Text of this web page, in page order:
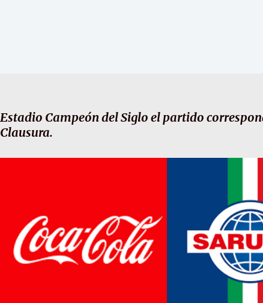
Estadio Campeón del Siglo el partido
Clausura.